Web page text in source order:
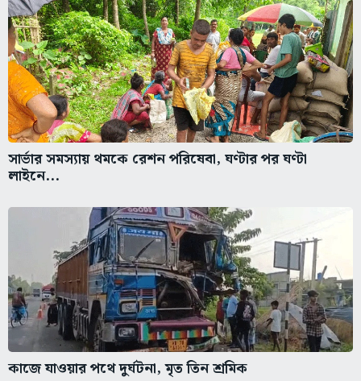
সার্ভার সমস্যায় থমকে রেশন পরিষেবা, ঘণ্টার পর ঘণ্টা
লাইনে...
কাজে যাওয়ার পথে দুর্ঘটনা, মৃত তিন শ্রমিক